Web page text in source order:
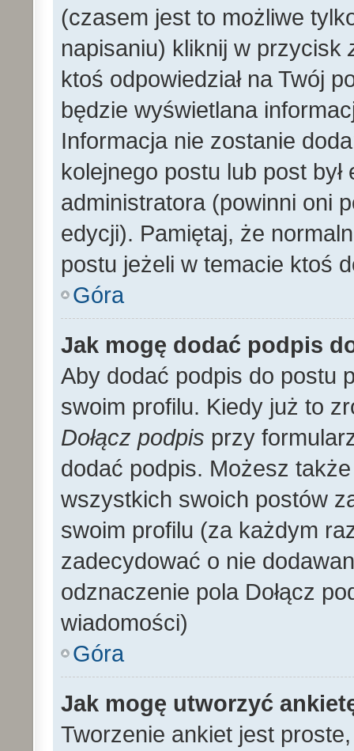
(czasem jest to możliwe
napisaniu) kliknij w przycisk
ktoś odpowiedział na Twój
będzie wyświetlana
Informacja nie zostanie
kolejnego postu lub post
administratora (powinni oni
edycji). Pamiętaj, że
postu jeżeli w temacie ktoś
Góra
Jak mogę dodać podpis
Aby dodać podpis do postu
swoim profilu. Kiedy już to
Dołącz podpis przy
dodać podpis. Możesz
wszystkich swoich postów
swoim profilu (za każdym
zadecydować o nie
odznaczenie pola Dołącz
wiadomości)
Góra
Jak mogę utworzyć
Tworzenie ankiet jest